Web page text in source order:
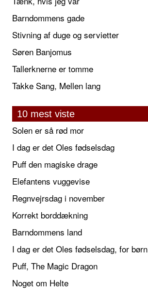
Barndommens gade
Stivning af duge og servietter
Søren Banjomus
Tallerknerne er tomme
Takke Sang, Mellen lang
10 mest viste
Solen er så rød mor
I dag er det Oles fødselsdag
Puff den magiske drage
Elefantens vuggevise
Regnvejrsdag i november
Korrekt borddækning
Barndommens land
I dag er det Oles fødselsdag, for børn
Puff, The Magic Dragon
Noget om Helte